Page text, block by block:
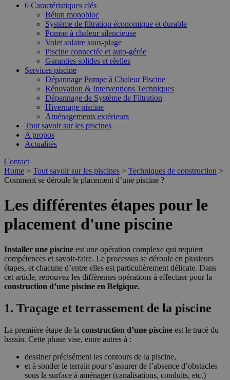
6 Caractéristiques clés
Béton monobloc
Système de filtration économique et durable
Pompe à chaleur silencieuse
Volet solaire sous-plage
Piscine connectée et auto-gérée
Garanties solides et réelles
Services piscine
Dépannage Pompe à Chaleur Piscine
Rénovation & Interventions Techniques
Dépannage de Système de Filtration
Hivernage piscine
Aménagements extérieurs
Tout savoir sur les piscines
A propos
Actualités
Contact
Home > Tout savoir sur les piscines > Techniques de construction >
Comment se déroule le placement d’une piscine ?
Les différentes étapes pour le
placement d'une piscine
Installer une piscine est une opération complexe qui requiert
compétences et savoir-faire. Le processus se déroule en plusieurs
étapes, et chacune d’entre elles est particulièrement délicate. Dans
cet article, retrouvez les différentes opérations à effectuer pour la
construction d’une piscine en Belgique.
1. Traçage et terrassement de la piscine
La première étape de la construction d’une piscine est le tracé du
bassin. Cette phase vise, entre autres à :
dessiner précisément les contours de la piscine,
et à sonder le terrain pour s’assurer de l’absence d’obstacles
sous la surface à aménager (canalisations, conduits, etc.)